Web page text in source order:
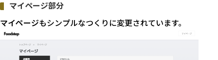
マイページ部分
マイページもシンプルなつくりに変更されています。